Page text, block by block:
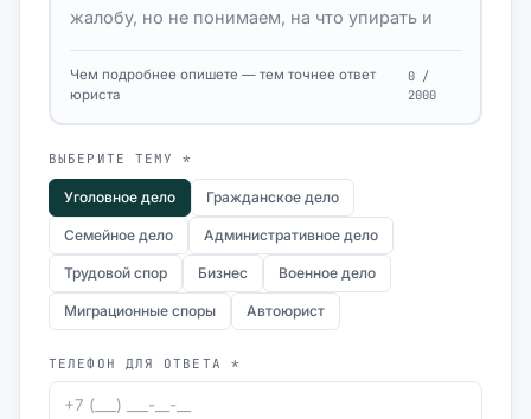
Чем подробнее опишете — тем точнее ответ
юриста
0 /
2000
ВЫБЕРИТЕ ТЕМУ *
Уголовное дело Гражданское дело
Семейное дело Административное дело
Трудовой спор Бизнес Военное дело
Миграционные споры Автоюрист
ТЕЛЕФОН ДЛЯ ОТВЕТА *